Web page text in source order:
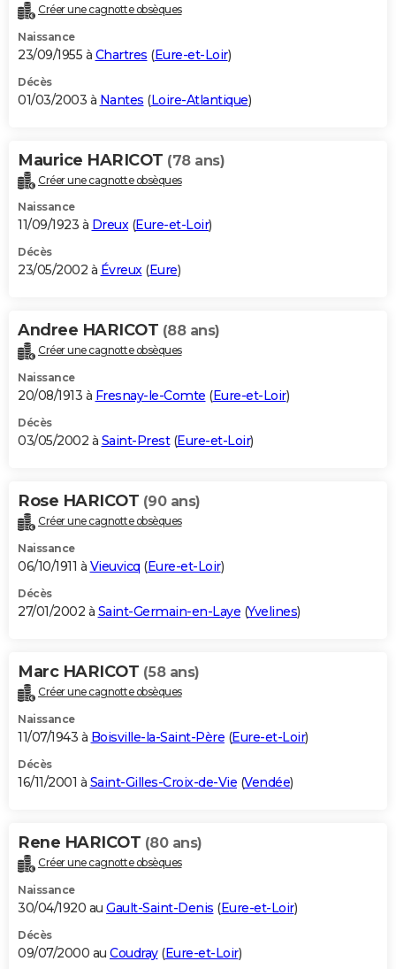
Créer une cagnotte obsèques
Naissance
23/09/1955 à Chartres (Eure-et-Loir)
Décès
01/03/2003 à Nantes (Loire-Atlantique)
Maurice HARICOT (78 ans)
Créer une cagnotte obsèques
Naissance
11/09/1923 à Dreux(Eure-et-Loir)
Décès
23/05/2002 à Évreux(Eure)
Andree HARICOT (88 ans)
Créer une cagnotte obsèques
Naissance
20/08/1913 à Fresnay-le-Comte (Eure-et-Loir)
Décès
03/05/2002 à Saint-Prest(Eure-et-Loir)
Rose HARICOT (90 ans)
Créer une cagnotte obsèques
Naissance
06/10/1911 à Vieuvicq (Eure-et-Loir)
Décès
27/01/2002 à Saint-Germain-en-Laye (Yvelines)
Marc HARICOT (58 ans)
Créer une cagnotte obsèques
Naissance
11/07/1943 à Boisville-la-Saint-Père (Eure-et-Loir)
Décès
16/11/2001 à Saint-Gilles-Croix-de-Vie (Vendée)
Rene HARICOT (80 ans)
Créer une cagnotte obsèques
Naissance
30/04/1920 au Gault-Saint-Denis (Eure-et-Loir)
Décès
09/07/2000 au Coudray(Eure-et-Loir)